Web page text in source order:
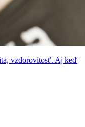
vzdorovitosť. Aj keď